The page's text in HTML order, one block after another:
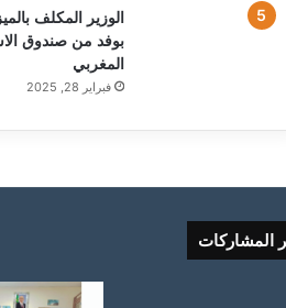
الوزير المكلف
بوفد من صندوق
المغربي
فبراير 28, 2025
المشاركات